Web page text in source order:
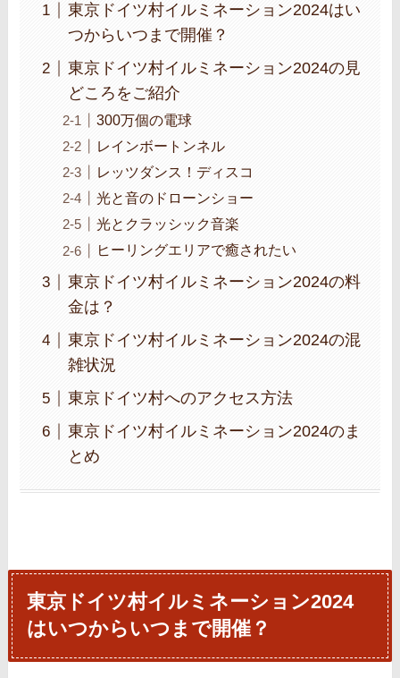
東京ドイツ村イルミネーション2024はい
つからいつまで開催？
東京ドイツ村イルミネーション2024の見
どころをご紹介
300万個の電球
レインボートンネル
レッツダンス！ディスコ
光と音のドローンショー
光とクラッシック音楽
ヒーリングエリアで癒されたい
東京ドイツ村イルミネーション2024の料
金は？
東京ドイツ村イルミネーション2024の混
雑状況
東京ドイツ村へのアクセス方法
東京ドイツ村イルミネーション2024のま
とめ
東京ドイツ村イルミネーション2024
はいつからいつまで開催？